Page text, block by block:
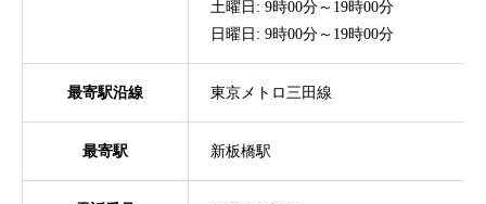
土曜日: 9時00分～19時00分
日曜日: 9時00分～19時00分
最寄駅沿線 東京メトロ三田線
最寄駅 新板橋駅